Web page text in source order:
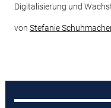
Digitalisierung und
von Stefanie